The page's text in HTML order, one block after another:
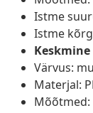
Istme
Istme
Keskmine
Värvus:
Materjal:
Mõõtmed: